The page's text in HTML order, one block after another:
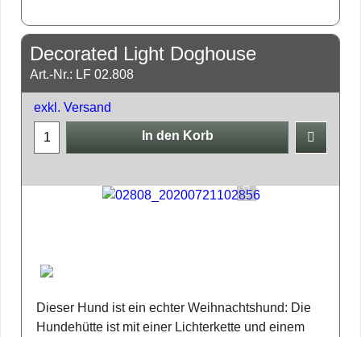
Decorated Light Doghouse
Art.-Nr.: LF 02.808
exkl. Versand
In den Korb
Dieser Hund ist ein echter Weihnachtshund: Die
Hundehütte ist mit einer Lichterkette und einem